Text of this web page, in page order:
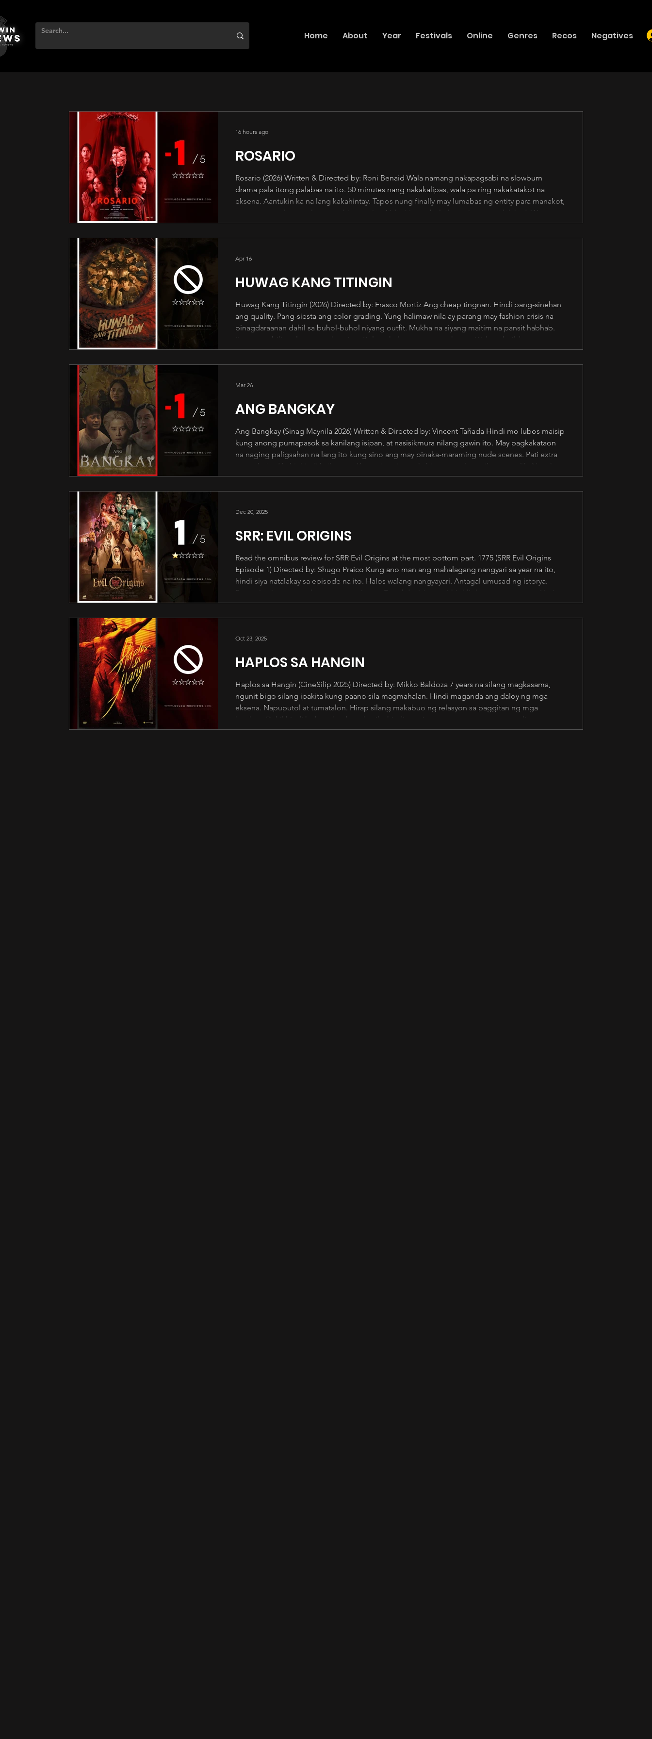
Home About Year Festivals Online Genres Recos Negatives
ROSARIO
Rosario (2026) Written & Directed by: Roni Benaid Wala namang nakapagsabi na slowburn
drama pala itong palabas na ito. 50 minutes nang nakakalipas, wala pa ring nakakatakot na
eksena. Aantukin ka na lang kakahintay. Tapos nung finally may lumabas ng entity para manakot,
parang normal na tao lang ang hitsura niya. Naka itim na belo lang siya na naglalakad. Wow
salamat naman sa effort. Nag-abala pa siya talagang manakot. Joketime ang mga death scene.
Namamatay ang karamihan n
16 hours ago
HUWAG KANG TITINGIN
Huwag Kang Titingin (2026) Directed by: Frasco Mortiz Ang cheap tingnan. Hindi pang-sinehan
ang quality. Pang-siesta ang color grading. Yung halimaw nila ay parang may fashion crisis na
pinagdaraanan dahil sa buhol-buhol niyang outfit. Mukha na siyang maitim na pansit habhab.
Parang mabilisan lang ang shooting. Kulang kulang ang mga eksena. Walang build up.
Derecho agad sila climax at mga sigawan. Naging by the way na lang ang pagkwento. Manipis
ang istorya. Parang ewan yung
Apr 16
ANG BANGKAY
Ang Bangkay (Sinag Maynila 2026) Written & Directed by: Vincent Tañada Hindi mo lubos maisip
kung anong pumapasok sa kanilang isipan, at nasisikmura nilang gawin ito. May pagkakataon
na naging paligsahan na lang ito kung sino ang may pinaka-maraming nude scenes. Pati extra
ay naghubad kahit hindi kailangan. Kung sinu-sino at kahit saan na lang sila nagtatalik. Napaka-
haba ng mga usapan. Paligoy-ligoy lang ang sinasabi. Para silang nakikipag-balagtasan nang
walang katapusan. N
Mar 26
SRR: EVIL ORIGINS
Read the omnibus review for SRR Evil Origins at the most bottom part. 1775 (SRR Evil Origins
Episode 1) Directed by: Shugo Praico Kung ano man ang mahalagang nangyari sa year na ito,
hindi siya natalakay sa episode na ito. Halos walang nangyayari. Antagal umusad ng istorya.
Puro tsismisan at awrahan ang mga sisters. Good decision na i-highlight ang mga mata ni Loisa
Andalio , dahil may mga hugot itong kayang ilabas at sabihin. Elijah Alejo is entertaining. Carla
Abella did
Dec 20, 2025
HAPLOS SA HANGIN
Haplos sa Hangin (CineSilip 2025) Directed by: Mikko Baldoza 7 years na silang magkasama,
ngunit bigo silang ipakita kung paano sila magmahalan. Hindi maganda ang daloy ng mga
eksena. Napuputol at tumatalon. Hirap silang makabuo ng relasyon sa paggitan ng mga
karakter. Dahil hindi ka konektado sa kanila, hindi mo rin magawang maawa o magalit nung
nagkaroon na sila ng problema. Hindi ramdam ang kanilang pinagdaraanan. Naghihirap na nga
Oct 23, 2025